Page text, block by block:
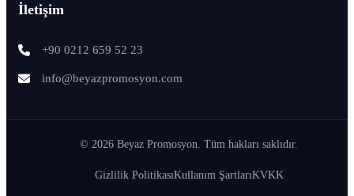
İletişim
+90 0212 659 52 23
info@beyazpromosyon.com
© 2026 Beyaz Promosyon. Tüm hakları saklıdır.
Gizlilik PolitikasıKullanım ŞartlarıKVKK